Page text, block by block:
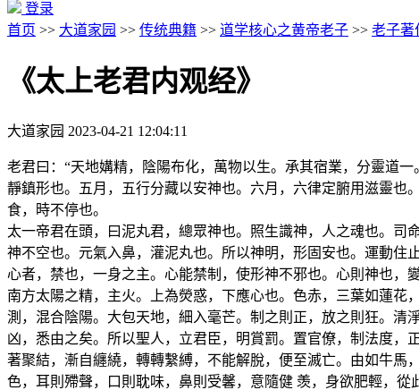
登录
首页 >> 大道家园 >> 传统典籍 >> 道学核心之黄帝老子 >> 老子著
《太上老君内观经》
大道家园 2023-04-21 12:04:11
老君曰：“天地媾精，陰陽布化，萬物以生。承其宿業，分靈道
靜鎮形也。五月，五行分藏以安神也。六月，六律定腑用滋靈
食，時不停也。
太一帝君在頭，曰泥丸君，總眾神也。照生識神，人之魂也。司
神不空也。元氣入鼻，灌泥丸也。所以神明，形固安也。運動住
心者，禁也，一身之主。心能禁制，使形神不邪也。心則神也，
南方太陽之精，主火。上為熒惑，下應心也。色赤，三葉如蓮
測，混合陰陽。大包天地，細入毫芒。制之則正，放之則狂。
凶，悉由之矣。所以聖人，立君臣，明賞罰。置官僚，制法度
著聚結，漸自纏繞，轉轉繫縛，不能解脫，便至滅亡。由如牛
色，耳則殢聲，口則耽味，鼻則受馨，意隨健 羡，身欲肥輕，